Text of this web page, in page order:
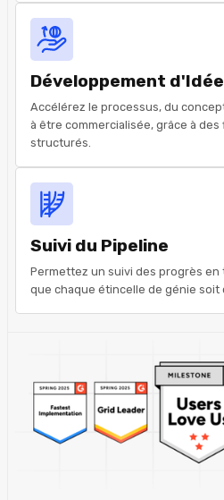
Développement
Accélérez le processus, du
à être commercialisée, grâce à
structurés.
Suivi du Pipeline
Permettez un suivi des progrès en
que chaque étincelle de génie soit